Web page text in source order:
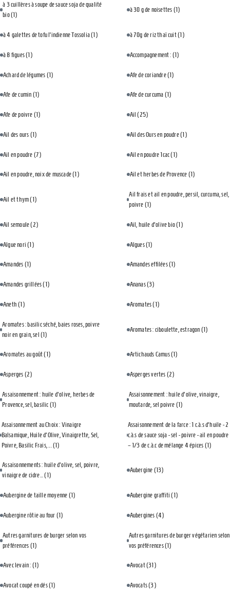
à 3 cuillères à soupe de sauce soja de qualité
bio(1)
à 30 g de noisettes (1)
à 4 galettes de tofu l’indienne Tossolia(1) à 70g de riz thaï cuit(1)
à 8 figues(1) Accompagnement : (1)
Achard de légumes (1) Afe de coriandre(1)
Afe de cumin (1) Afe de curcuma (1)
Afe de poivre (1) Ail(25)
Ail des ours (1) Ail des Ours en poudre(1)
Ail en poudre (7) Ail en poudre 1cac(1)
Ail en poudre, noix de muscade(1) Ail et herbes de Provence (1)
Ail et thym(1)
Ail frais et ail en poudre, persil, curcuma, sel,
poivre (1)
Ail semoule(2) Ail, huile d'olive bio(1)
Algue nori(1) Algues(1)
Amandes (1) Amandes effilées(1)
Amandes grillées(1) Ananas(3)
Aneth(1) Aromates(1)
Aromates : basilic séché, baies roses, poivre
noir en grain, sel(1)
Aromates : ciboulette, estragon (1)
Aromates au goût(1) Artichauds Camus(1)
Asperges (2) Asperges vertes (2)
Assaisonnement : huile d'olive, herbes de
Provence, sel, basilic (1)
Assaisonnement : huile d'olive, vinaigre,
moutarde, sel poivre (1)
Assaisonnement au Choix : Vinaigre
Balsamique, Huile d'Olive, Vinaigrette, Sel,
Poivre, Basilic Frais, ... (1)
Assaisonnement de la farce : 1 c.à.s d'huile - 2
c.à.s de sauce soja - sel - poivre - ail en poudre
– 1/3 de c.à.c de mélange 4 épices (1)
Assaisonnements : huile d'olive, sel, poivre,
vinaigre de cidre...(1)
Aubergine (13)
Aubergine de taille moyenne (1) Aubergine graffiti(1)
Aubergine rôtie au four (1) Aubergines (4)
Autres garnitures de burger selon vos
préférences (1)
Autres garnitures de burger végétarien selon
vos préférences(1)
Avec levain : (1) Avocat(31)
Avocat coupé en dés(1) Avocats(3)